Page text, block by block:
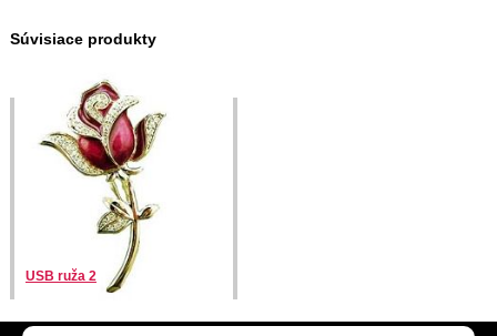
Súvisiace produkty
USB ruža 2